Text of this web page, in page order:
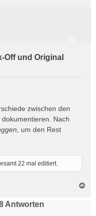
Off und Original
zwischen den
Nach
um den Rest
22 mal editiert.
Antworten